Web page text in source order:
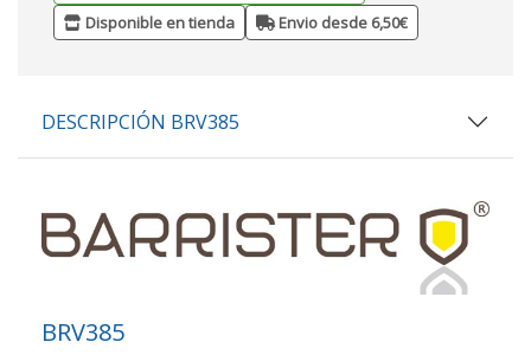
Disponible en tienda
Envio desde 6,50€
DESCRIPCIÓN BRV385
BRV385